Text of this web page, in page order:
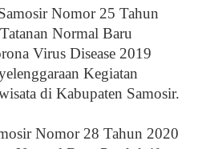
Nomor 25 Tahun
Normal Baru
Virus Disease 2019
Kegiatan
di Kabupaten Samosir.
Nomor 28 Tahun 2020